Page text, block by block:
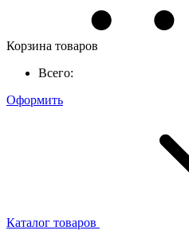
Корзина товаров
Всего:
Оформить
Каталог товаров